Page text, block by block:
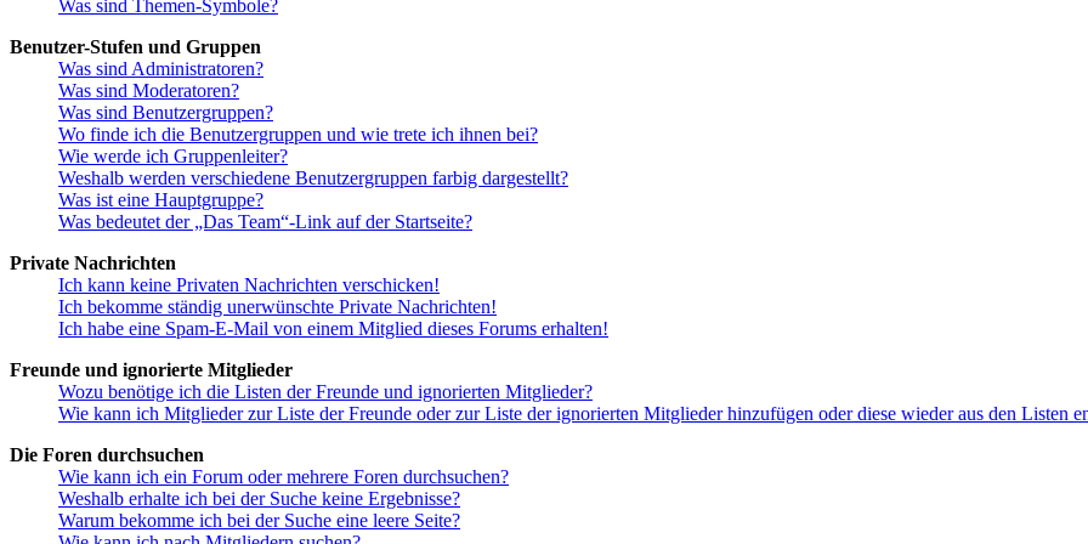
Was sind Themen-Symbole?
Benutzer-Stufen und Gruppen
Was sind Administratoren?
Was sind Moderatoren?
Was sind Benutzergruppen?
Wo finde ich die Benutzergruppen und wie trete ich ihnen bei?
Wie werde ich Gruppenleiter?
Weshalb werden verschiedene Benutzergruppen farbig dargestellt?
Was ist eine Hauptgruppe?
Was bedeutet der „Das Team“-Link auf der Startseite?
Private Nachrichten
Ich kann keine Privaten Nachrichten verschicken!
Ich bekomme ständig unerwünschte Private Nachrichten!
Ich habe eine Spam-E-Mail von einem Mitglied dieses Forums erhalten!
Freunde und ignorierte Mitglieder
Wozu benötige ich die Listen der Freunde und ignorierten Mitglieder?
Wie kann ich Mitglieder zur Liste der Freunde oder zur Liste der ignorierten Mitglieder hinzufügen oder diese wieder aus den Listen
Die Foren durchsuchen
Wie kann ich ein Forum oder mehrere Foren durchsuchen?
Weshalb erhalte ich bei der Suche keine Ergebnisse?
Warum bekomme ich bei der Suche eine leere Seite?